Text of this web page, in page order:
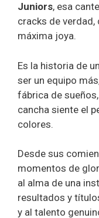
Juniors, esa
cracks de
máxima joya.
Es la historia de
ser un equipo
fábrica de
cancha siente el
colores.
Desde sus
momentos de
al alma de una
resultados y
y al talento